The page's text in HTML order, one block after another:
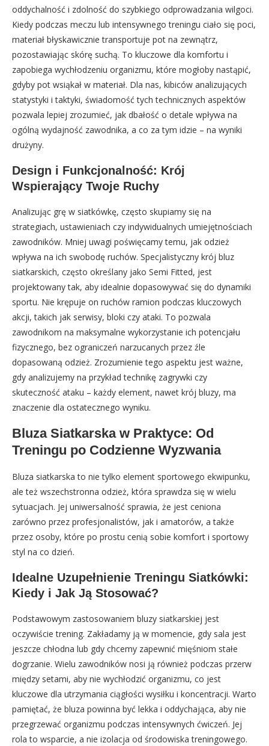
oddychalność i zdolność do szybkiego odprowadzania wilgoci.
Kiedy podczas meczu lub intensywnego treningu ciało się poci,
materiał błyskawicznie transportuje pot na zewnątrz,
pozostawiając skórę suchą. To kluczowe dla komfortu i
zapobiega wychłodzeniu organizmu, które mogłoby nastąpić,
gdyby pot wsiąkał w materiał. Dla nas, kibiców analizujących
statystyki i taktyki, świadomość tych technicznych aspektów
pozwala lepiej zrozumieć, jak dbałość o detale wpływa na
ogólną wydajność zawodnika, a co za tym idzie – na wyniki
drużyny.
Design i Funkcjonalność: Krój
Wspierający Twoje Ruchy
Analizując grę w siatkówkę, często skupiamy się na
strategiach, ustawieniach czy indywidualnych umiejętnościach
zawodników. Mniej uwagi poświęcamy temu, jak odzież
wpływa na ich swobodę ruchów. Specjalistyczny krój bluz
siatkarskich, często określany jako Semi Fitted, jest
projektowany tak, aby idealnie dopasowywać się do dynamiki
sportu. Nie krępuje on ruchów ramion podczas kluczowych
akcji, takich jak serwisy, bloki czy ataki. To pozwala
zawodnikom na maksymalne wykorzystanie ich potencjału
fizycznego, bez ograniczeń narzucanych przez źle
dopasowaną odzież. Zrozumienie tego aspektu jest ważne,
gdy analizujemy na przykład technikę zagrywki czy
skuteczność ataku – każdy element, nawet krój bluzy, ma
znaczenie dla ostatecznego wyniku.
Bluza Siatkarska w Praktyce: Od
Treningu po Codzienne Wyzwania
Bluza siatkarska to nie tylko element sportowego ekwipunku,
ale też wszechstronna odzież, która sprawdza się w wielu
sytuacjach. Jej uniwersalność sprawia, że jest ceniona
zarówno przez profesjonalistów, jak i amatorów, a także
przez osoby, które po prostu cenią sobie komfort i sportowy
styl na co dzień.
Idealne Uzupełnienie Treningu Siatkówki:
Kiedy i Jak Ją Stosować?
Podstawowym zastosowaniem bluzy siatkarskiej jest
oczywiście trening. Zakładamy ją w momencie, gdy sala jest
jeszcze chłodna lub gdy chcemy zapewnić mięśniom stałe
dogrzanie. Wielu zawodników nosi ją również podczas przerw
między setami, aby nie wychłodzić organizmu, co jest
kluczowe dla utrzymania ciągłości wysiłku i koncentracji. Warto
pamiętać, że bluza powinna być lekka i oddychająca, aby nie
przegrzewać organizmu podczas intensywnych ćwiczeń. Jej
rola to wsparcie, a nie izolacja od środowiska treningowego.